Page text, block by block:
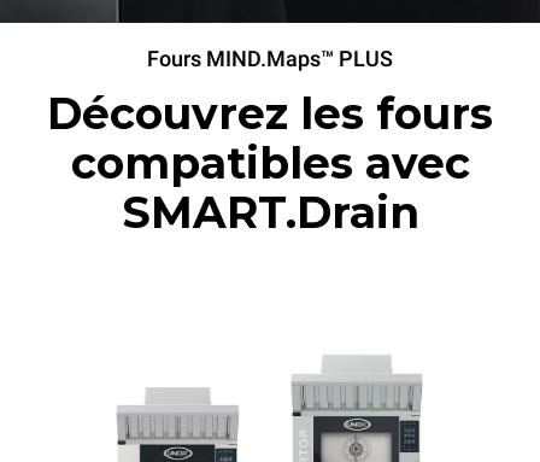
Fours MIND.Maps™ PLUS
Découvrez les fours
compatibles avec
SMART.Drain